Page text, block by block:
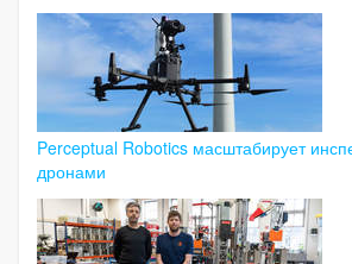
Perceptual Robotics масштабирует
дронами